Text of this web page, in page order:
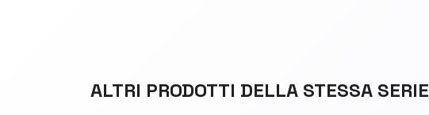
ALTRI PRODOTTI DELLA STESSA SERIE